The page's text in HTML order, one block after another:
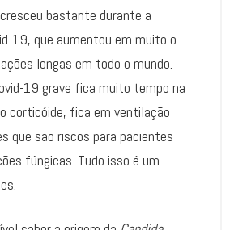
bastante durante a
19, que aumentou em muito o
longas em todo o mundo.
19 grave fica muito tempo na
corticóide, fica em ventilação
que são riscos para pacientes
fúngicas. Tudo isso é um